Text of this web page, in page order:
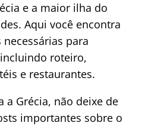
e a maior ilha do
Aqui você encontra
para
roteiro,
e restaurantes.
a Grécia, não deixe de
importantes sobre o